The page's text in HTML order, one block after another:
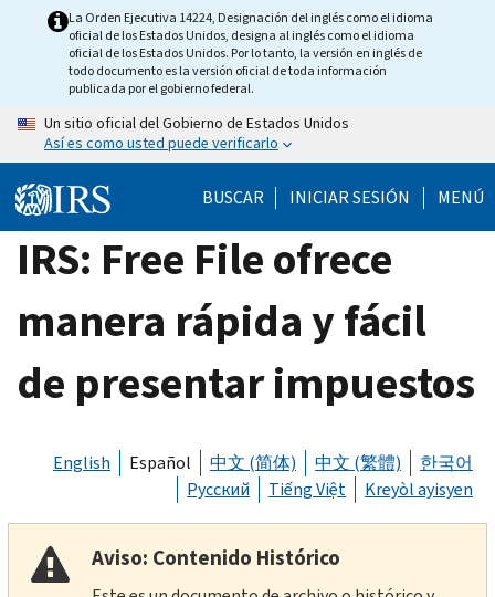
La Orden Ejecutiva 14224, Designación del inglés como el idioma
oficial de los Estados Unidos, designa al inglés como el idioma
oficial de los Estados Unidos. Por lo tanto, la versión en inglés de
todo documento es la versión oficial de toda información
publicada por el gobierno federal.
Un sitio oficial del Gobierno de Estados Unidos
Así es como usted puede verificarlo
BUSCAR INICIAR SESIÓN MENÚ
IRS: Free File ofrece
manera rápida y fácil
de presentar impuestos
English Español 中文 (简体) 中文 (繁體)
한국어
Русский
Tiếng Việt Kreyòl ayisyen
Aviso: Contenido Histórico